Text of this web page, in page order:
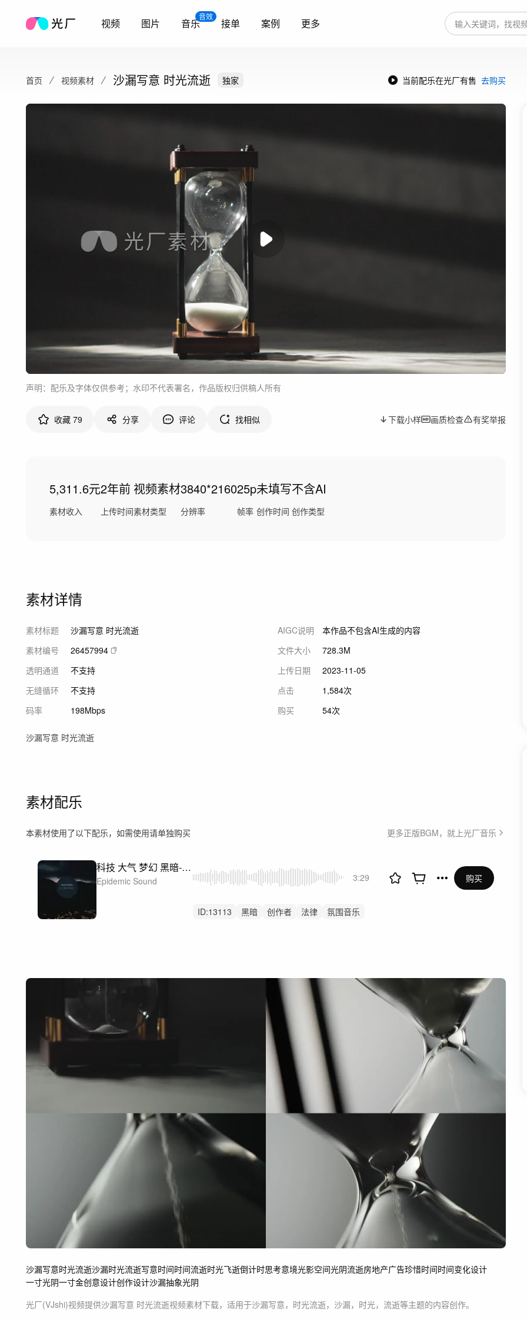
视频 图片
音效
音乐 接单 案例 更多
首页 视频素材 沙漏写意 时光流逝 独家 当前配乐在光厂有售 去购买
声明：配乐及字体仅供参考；水印不代表署名，作品版权归供稿人所有
收藏 79 分享 评论 找相似 下载小样 画质检查 有奖举报
5,311.6元
素材收入
2年前
上传时间
视频素材
素材类型
3840*2160
分辨率
25p
帧率
未填写
创作时间
不含AI
创作类型
素材详情
素材标题
沙漏写意 时光流逝
素材编号
26457994
透明通道
不支持
无缝循环
不支持
码率
198Mbps
AIGC说明
本作品不包含AI生成的内容
文件大小
728.3M
上传日期
2023-11-05
点击
1,584次
购买
54次
沙漏写意 时光流逝
素材配乐
本素材使用了以下配乐，如需使用请单独购买 更多正版BGM，就上光厂音乐
科技 大气 梦幻 黑暗-A Mathematical Genius
Epidemic Sound 3:29
ID:13113 黑暗 创作者 法律
氛围音乐
购买
沙漏写意时光流逝沙漏时光流逝写意时间时间流逝时光飞逝倒计时思考意境光影空间光阴流逝房地产广告珍惜时间时间变化设计
一寸光阴一寸金创意设计创作设计沙漏抽象光阴
光厂(VJshi)视频提供沙漏写意 时光流逝视频素材下载，适用于沙漏写意，时光流逝，沙漏，时光，流逝等主题的内容创作。